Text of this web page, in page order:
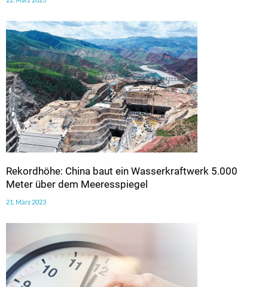
Rekordhöhe: China baut ein Wasserkraftwerk 5.000
Meter über dem Meeresspiegel
21. März 2023